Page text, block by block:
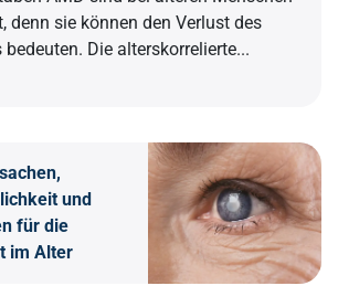
denn sie können den Verlust des
Die alterskorrelierte...
und
für die
im Alter